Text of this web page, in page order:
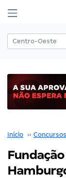
Início ›› Concursos